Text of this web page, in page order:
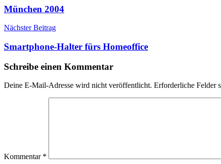
München 2004
Nächster Beitrag
Smartphone-Halter fürs Homeoffice
Schreibe einen Kommentar
Deine E-Mail-Adresse wird nicht veröffentlicht. Erforderliche Felder
Kommentar *